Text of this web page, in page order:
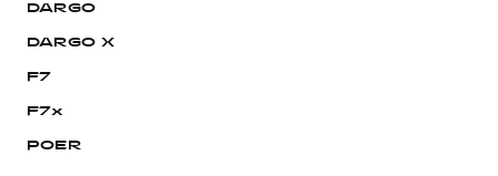
DARGO
DARGO Х
F7
F7x
POER